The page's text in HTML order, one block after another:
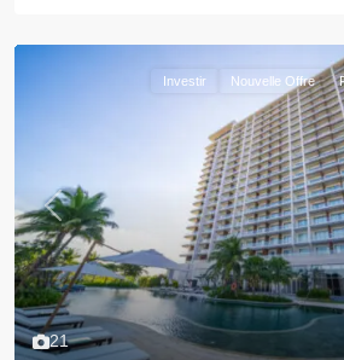
21
Previous
Investir Nouvelle Offre